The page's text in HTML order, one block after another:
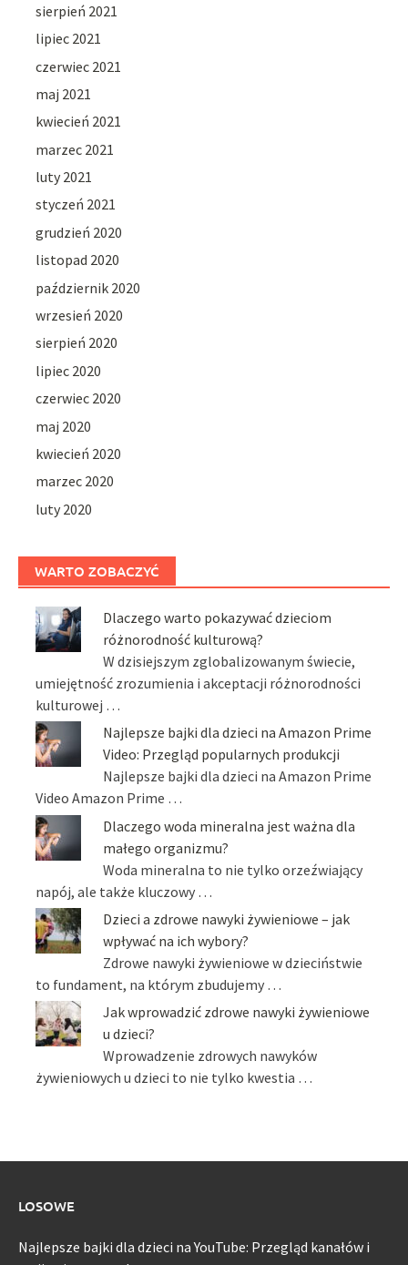
sierpień 2021
lipiec 2021
czerwiec 2021
maj 2021
kwiecień 2021
marzec 2021
luty 2021
styczeń 2021
grudzień 2020
listopad 2020
październik 2020
wrzesień 2020
sierpień 2020
lipiec 2020
czerwiec 2020
maj 2020
kwiecień 2020
marzec 2020
luty 2020
WARTO ZOBACZYĆ
Dlaczego warto pokazywać dzieciom
różnorodność kulturową?
W dzisiejszym zglobalizowanym świecie,
umiejętność zrozumienia i akceptacji różnorodności
kulturowej …
Najlepsze bajki dla dzieci na Amazon Prime
Video: Przegląd popularnych produkcji
Najlepsze bajki dla dzieci na Amazon Prime
Video Amazon Prime …
Dlaczego woda mineralna jest ważna dla
małego organizmu?
Woda mineralna to nie tylko orzeźwiający
napój, ale także kluczowy …
Dzieci a zdrowe nawyki żywieniowe – jak
wpływać na ich wybory?
Zdrowe nawyki żywieniowe w dzieciństwie
to fundament, na którym zbudujemy …
Jak wprowadzić zdrowe nawyki żywieniowe
u dzieci?
Wprowadzenie zdrowych nawyków
żywieniowych u dzieci to nie tylko kwestia …
LOSOWE
Najlepsze bajki dla dzieci na YouTube: Przegląd kanałów i